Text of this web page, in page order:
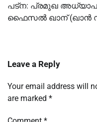
പട്‌ന: പ്രമുഖ
ഫൈസല്‍ ഖാന് (ഖാന്‍
Leave a Reply
Your email address will
are marked *